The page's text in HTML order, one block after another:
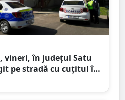
vineri, în județul Satu
pe stradă cu cuțitul în